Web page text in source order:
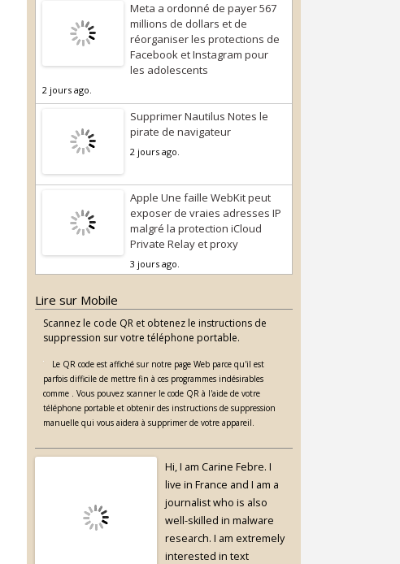
Meta a ordonné de payer 567
millions de dollars et de
réorganiser les protections de
Facebook et Instagram pour
les adolescents
2 jours ago.
Supprimer Nautilus Notes le
pirate de navigateur
2 jours ago.
Apple Une faille WebKit peut
exposer de vraies adresses IP
malgré la protection iCloud
Private Relay et proxy
3 jours ago.
Lire sur Mobile
Scannez le code QR et obtenez le instructions de
suppression sur votre téléphone portable.
Le QR code est affiché sur notre page Web parce qu'il est
parfois difficile de mettre fin à ces programmes indésirables
comme . Vous pouvez scanner le code QR à l'aide de votre
téléphone portable et obtenir des instructions de suppression
manuelle qui vous aidera à supprimer de votre appareil.
Hi, I am Carine Febre. I
live in France and I am a
journalist who is also
well-skilled in malware
research. I am extremely
interested in text